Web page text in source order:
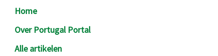
Footer
Home
Over Portugal Portal
Alle artikelen